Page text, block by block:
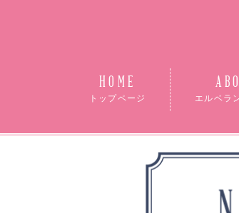
HOME
トップページ エルベラ